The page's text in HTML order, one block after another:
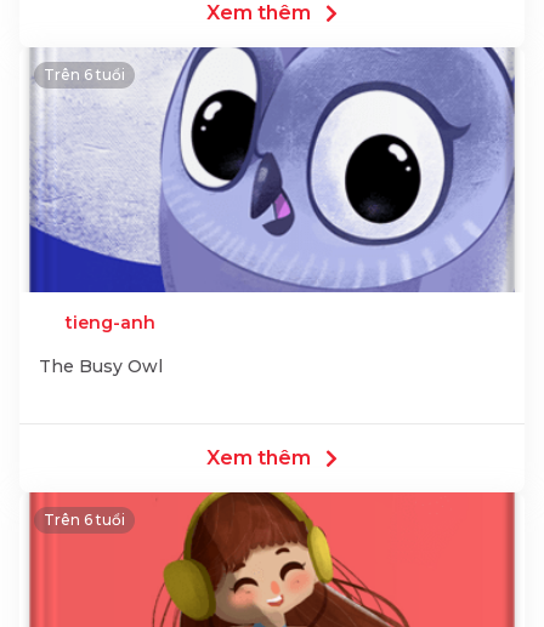
Xem thêm
Trên 6 tuổi
tieng-anh
The Busy Owl
Xem thêm
Trên 6 tuổi